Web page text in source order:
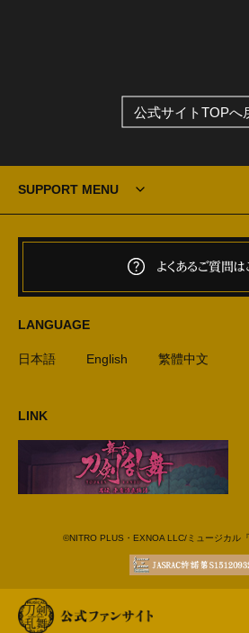
公式サイトTOPへ
SUPPORT MENU
よくあるご質問は
LANGUAGE
日本語 English 繁體中文
LINK
©NITRO PLUS・EXNOA LLC/ミュージカル